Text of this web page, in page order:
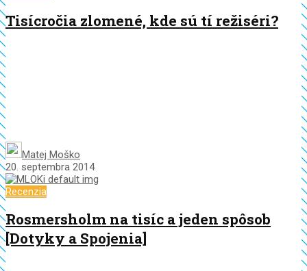
Tisícročia zlomené, kde sú tí režiséri?
Matej Moško
20. septembra 2014
Recenzia
Rosmersholm na tisíc a jeden spôsob
[Dotyky a Spojenia]